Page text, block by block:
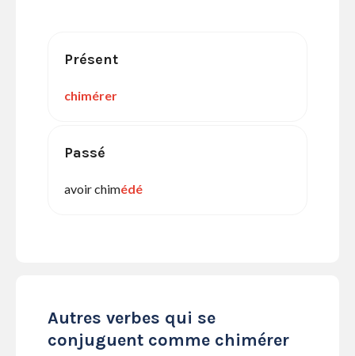
Présent
chimérer
Passé
avoir chimédé
Autres verbes qui se
conjuguent comme chimérer